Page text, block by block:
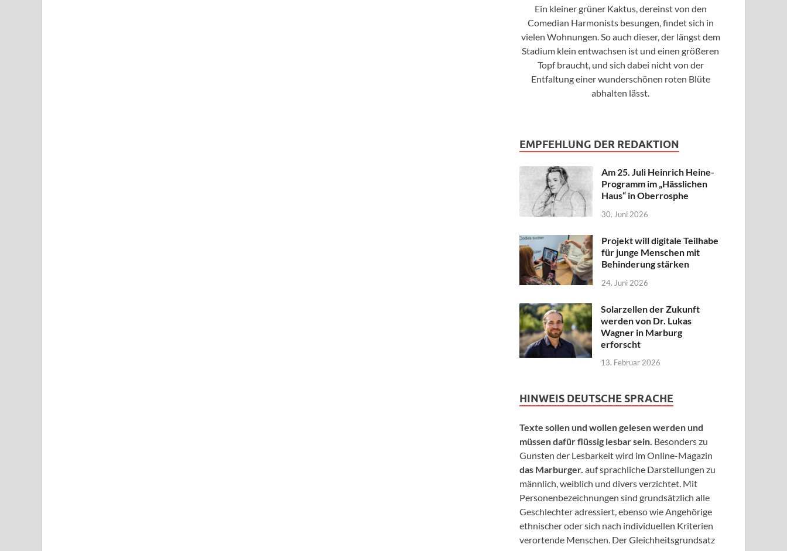
Ein kleiner grüner Kaktus, dereinst von den
Comedian Harmonists besungen, findet sich in
vielen Wohnungen. So auch dieser, der längst dem
Stadium klein entwachsen ist und einen größeren
Topf braucht, und sich dabei nicht von der
Entfaltung einer wunderschönen roten Blüte
abhalten lässt.
EMPFEHLUNG DER REDAKTION
Am 25. Juli Heinrich Heine-
Programm im „Hässlichen
Haus“ in Oberrosphe
30. Juni 2026
Projekt will digitale Teilhabe
für junge Menschen mit
Behinderung stärken
24. Juni 2026
Solarzellen der Zukunft
werden von Dr. Lukas
Wagner in Marburg
erforscht
13. Februar 2026
HINWEIS DEUTSCHE SPRACHE
Texte sollen und wollen gelesen werden und
müssen dafür flüssig lesbar sein. Besonders zu
Gunsten der Lesbarkeit wird im Online-Magazin
das Marburger. auf sprachliche Darstellungen zu
männlich, weiblich und divers verzichtet. Mit
Personenbezeichnungen sind grundsätzlich alle
Geschlechter adressiert, ebenso wie Angehörige
ethnischer oder sich nach individuellen Kriterien
verortende Menschen. Der Gleichheitsgrundsatz